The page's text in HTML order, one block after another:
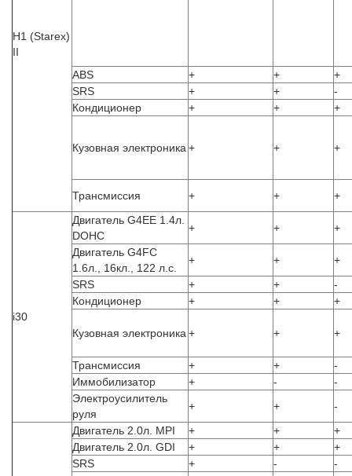
H1 (Starex)
II
ABS + +
+
SRS
+ +
-
Кондиционер
+ + +
Кузовная электроника + + +
Трансмиссия + + +
i30
Двигатель G4EE 1.4л.
DOHC
+ +
+
Двигатель G4FC
1.6л., 16кл., 122 л.с.
+ +
+
SRS
+ +
-
Кондиционер
+ + +
Кузовная электроника + + +
Трансмиссия + +
-
Иммобилизатор
+ -
-
Электроусилитель
руля
+ +
-
Двигатель 2.0л. MPI
+ +
+
Двигатель 2.0л. GDI
+ +
+
SRS
+ - -